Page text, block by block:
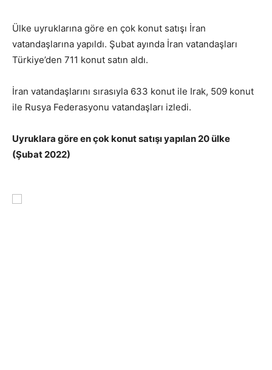
Ülke uyruklarına göre en çok konut satışı İran
vatandaşlarına yapıldı. Şubat ayında İran vatandaşları
Türkiye’den 711 konut satın aldı.
İran vatandaşlarını sırasıyla 633 konut ile Irak, 509 konut
ile Rusya Federasyonu vatandaşları izledi.
Uyruklara göre en çok konut satışı yapılan 20 ülke
(Şubat 2022)